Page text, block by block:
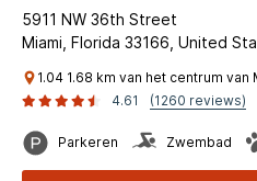
5911 NW 36th Street
Miami, Florida 33166, United
1.04 1.68 km van het centrum van
4.61
(1260 reviews)
Parkeren Zwembad